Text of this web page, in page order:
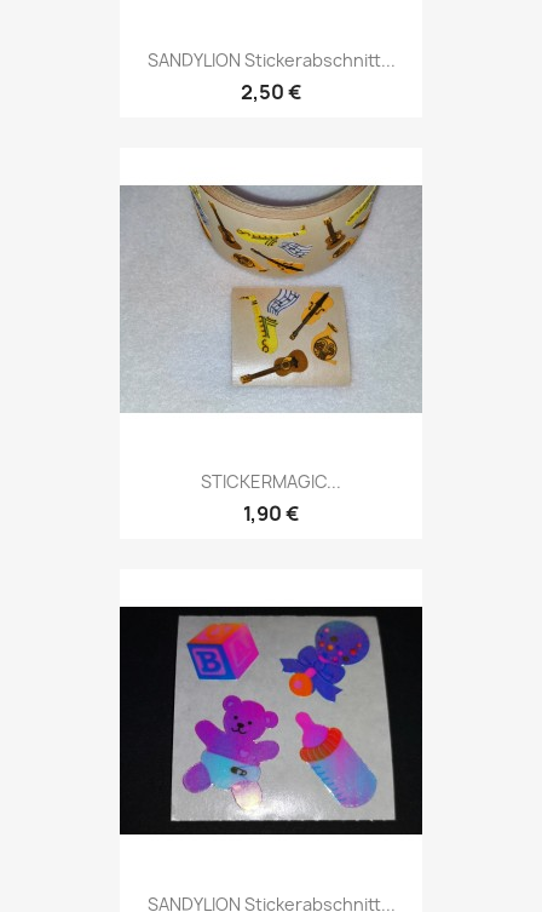
SANDYLION Stickerabschnitt...
2,50 €
STICKERMAGIC...
1,90 €
SANDYLION Stickerabschnitt...